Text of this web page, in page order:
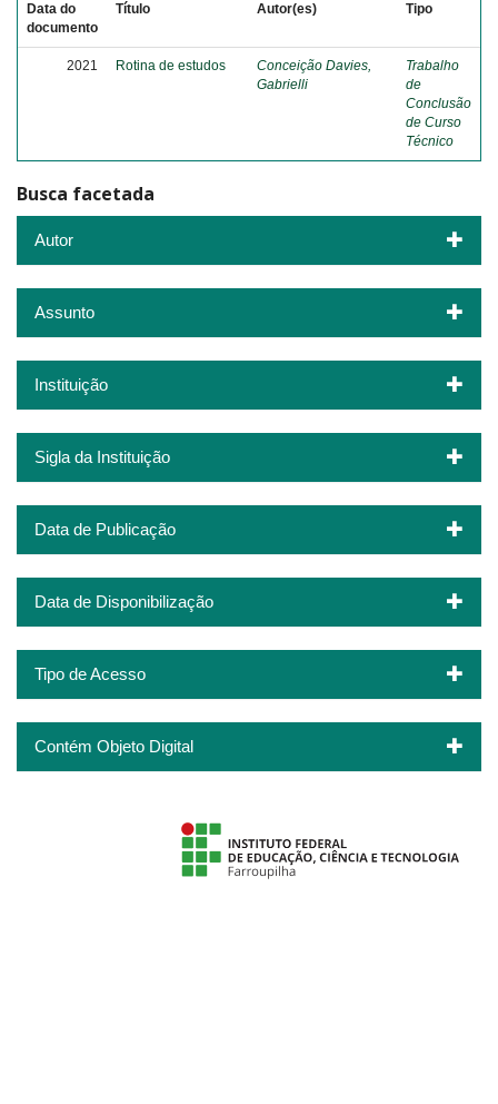
Data do
documento
Título Autor(es) Tipo
2021 Rotina de estudos
Conceição Davies,
Gabrielli
Trabalho
de
Conclusão
de Curso
Técnico
Busca facetada
Autor
Assunto
Instituição
Sigla da Instituição
Data de Publicação
Data de Disponibilização
Tipo de Acesso
Contém Objeto Digital